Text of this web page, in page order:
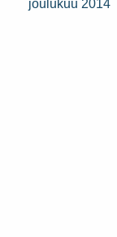
joulukuu 2014